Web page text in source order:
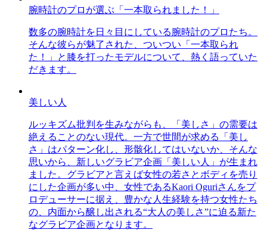
腕時計のプロが選ぶ「一本取られました！」
数多の腕時計を日々目にしている腕時計のプロたち。
そんな彼らが魅了された、ついつい「一本取られ
た！」と膝を打ったモデルについて、熱く語っていた
だきます。
美しい人
ルッキズム批判を生みながらも、「美しさ」の需要は
絶えることのない現代。一方で世間が求める「美し
さ」はパターン化し、形骸化してはいないか、そんな
思いから、新しいグラビア企画「美しい人」が生まれ
ました。グラビアと言えば女性の若さとボディを売り
にした企画が多い中、女性であるKaori Oguriさんをプ
ロデューサーに据え、豊かな人生経験を持つ女性たち
の、内面から醸し出される“大人の美しさ”に迫る新た
なグラビア企画となります。